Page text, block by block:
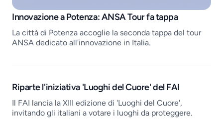
Job openings
Innovazione a Potenza: ANSA Tour fa tappa
La città di Potenza accoglie la seconda tappa del tour
ANSA dedicato all'innovazione in Italia.
Riparte l'iniziativa 'Luoghi del Cuore' del FAI
Il FAI lancia la XIII edizione di 'Luoghi del Cuore',
invitando gli italiani a votare i luoghi da proteggere.